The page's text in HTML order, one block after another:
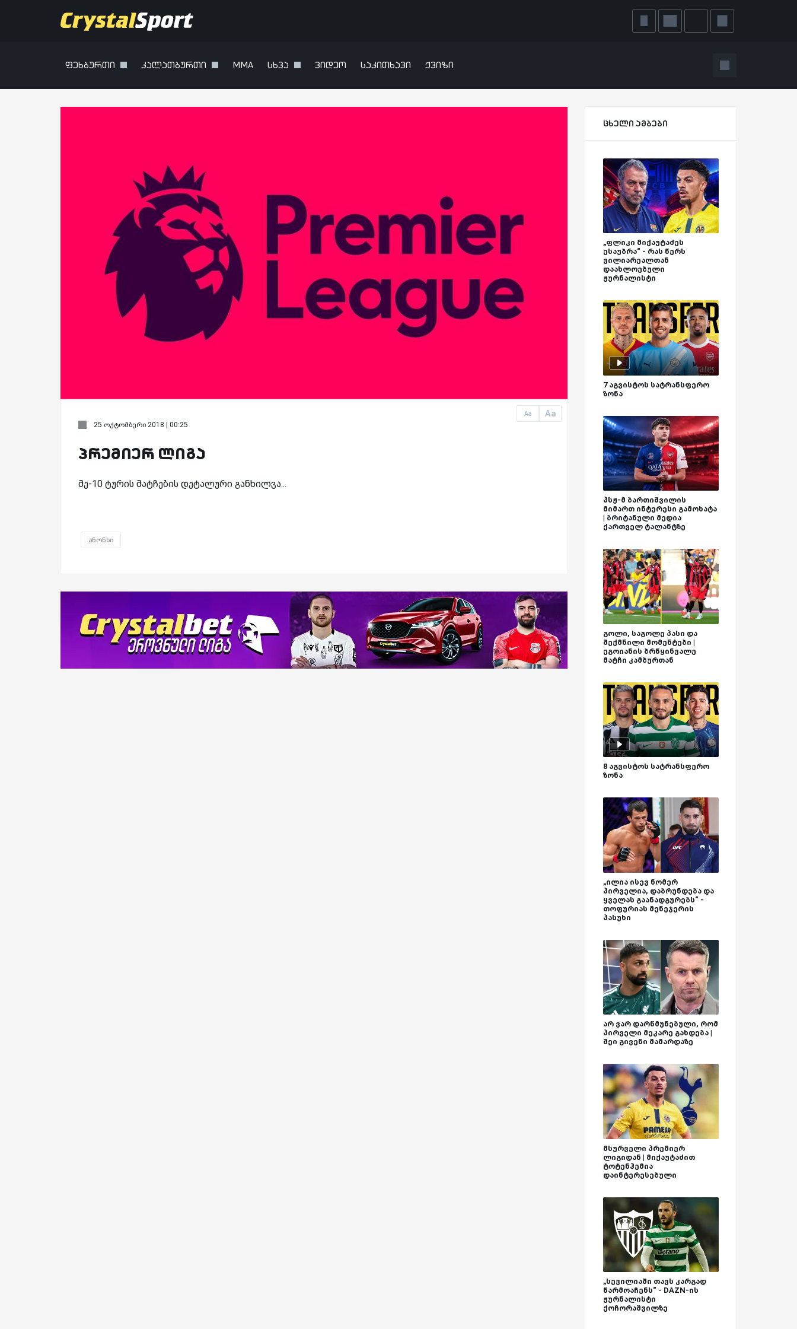
ფეხბურთი კალათბურთი MMA სხვა ვიდეო საკითხავი ქვიზი
Aa Aa
25 ოქტომბერი 2018 | 00:25
პრემიერ ლიგა
მე-10 ტურის მატჩების დეტალური განხილვა...
ანონსი
ცხელი ამბები
„ფლიკი მიქაუტაძეს
ესაუბრა“ - რას წერს
ვილიარეალთან
დაახლოებული
ჟურნალისტი
7 აგვისტოს სატრანსფერო
ზონა
პსჟ-მ ბართიშვილის
მიმართ ინტერესი გამოხატა
| ბრიტანული მედია
ქართველ ტალანტზე
გოლი, საგოლე პასი და
შექმნილი მომენტები |
ეგოიანის ბრწყინვალე
მატჩი კამბურთან
8 აგვისტოს სატრანსფერო
ზონა
„ილია ისევ ნომერ
პირველია, დაბრუნდება და
ყველას გაანადგურებს“ -
თოფურიას მენეჯერის
პასუხი
არ ვარ დარწმუნებული, რომ
პირველი მეკარე გახდება |
შეი გივენი მამარდაზე
მსურველი პრემიერ
ლიგიდან | მიქაუტაძით
ტოტენჰემია
დაინტერესებული
„სევილიაში თავს კარგად
წარმოაჩენს“ - DAZN-ის
ჟურნალისტი
ქოჩორაშვილზე